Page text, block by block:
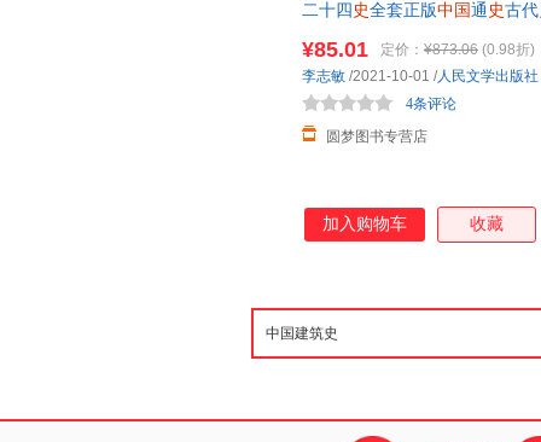
二十四 史全套正版中国 通 史古代
系在线客服】
¥85.01 定价： ¥873.06 (0.98折)
圆梦图书专营店
4条评论
李志敏 /2021-10-01 /人民文学出版社
加入购物车 收藏